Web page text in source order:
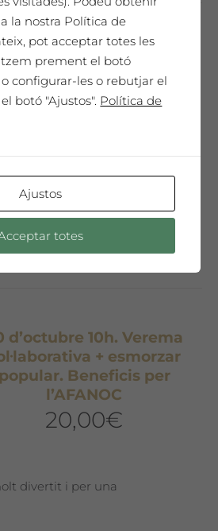
6 de juliol a les 19h:
i festa a La Vinya dels
Artistes
Preu per dues
més ruralglam de
d’octubre 10h. Verema
+ esmorzar
popular. Beneficis per
l’AFANOC
20,00€
divertit i per una
la nostra Política de
pot acceptar totes les
prement el botó
configurar-les o rebutjar el
botó "Ajustos". Política de
Ajustos
totes